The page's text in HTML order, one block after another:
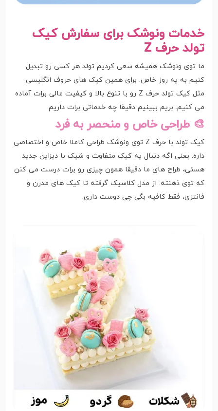
خدمات ونوشک برای سفارش کیک
تولد حرف Z
ما توی ونوشک همیشه سعی کردیم تولد هر کسی رو تبدیل
کنیم به یه روز خاص. برای همین کیک های حروف انگلیسی
مثل کیک تولد حرف Z رو با تنوع بالا و کیفیت عالی برات آماده
می کنیم. بریم ببینیم دقیقا چه خدماتی برات داریم.
🎨 طراحی خاص و منحصر به فرد
کیک تولد با حرف Z توی ونوشک طراحی کاملا خاص و اختصاصی
داره. یعنی اگه دنبال یه کیک متفاوت و شیک با دیزاین جدید
هستی، طراح های ما دقیقا همون چیزی رو برات درست می کنن
که توی ذهنته. از مدل کلاسیک گرفته تا کیک های مدرن و
فانتزی، فقط کافیه بگی چی دوست داری.